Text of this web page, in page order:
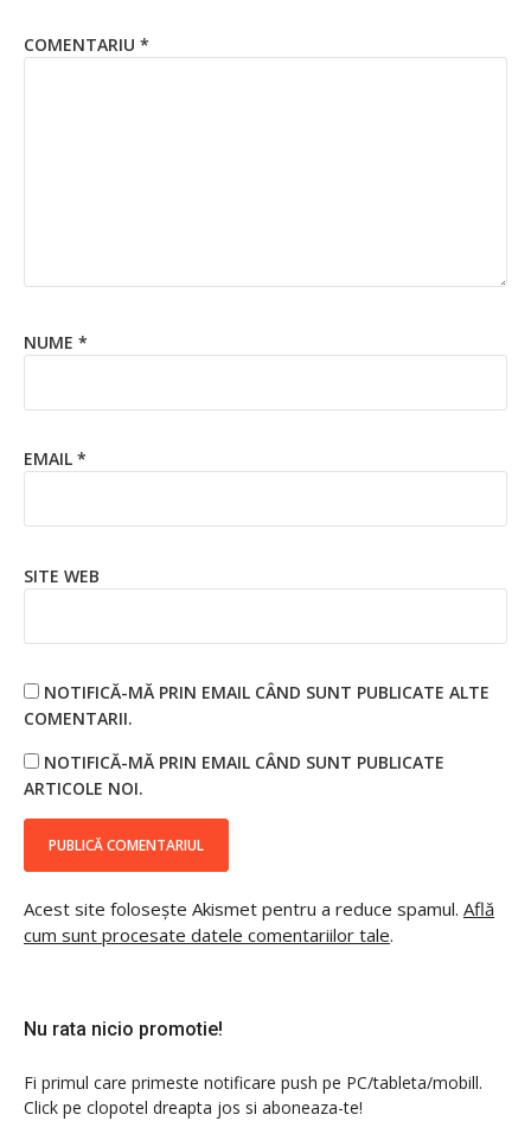
COMENTARIU *
NUME *
EMAIL *
SITE WEB
NOTIFICĂ-MĂ PRIN EMAIL CÂND SUNT PUBLICATE ALTE
COMENTARII.
NOTIFICĂ-MĂ PRIN EMAIL CÂND SUNT PUBLICATE
ARTICOLE NOI.
Acest site folosește Akismet pentru a reduce spamul. Află
cum sunt procesate datele comentariilor tale.
Nu rata nicio promotie!
Fi primul care primeste notificare push pe PC/tableta/mobill.
Click pe clopotel dreapta jos si aboneaza-te!